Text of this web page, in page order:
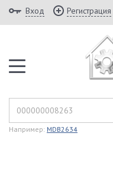
Вход Регистрация
Например: MDB2634